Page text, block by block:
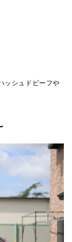
ッシュドビーフや